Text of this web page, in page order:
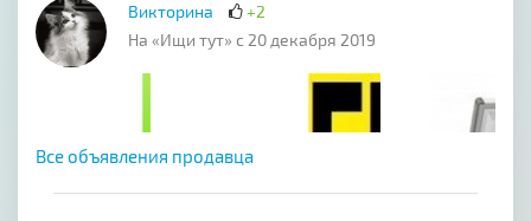
Викторина
+2
На «Ищи тут» с 20 декабря 2019
Все объявления продавца